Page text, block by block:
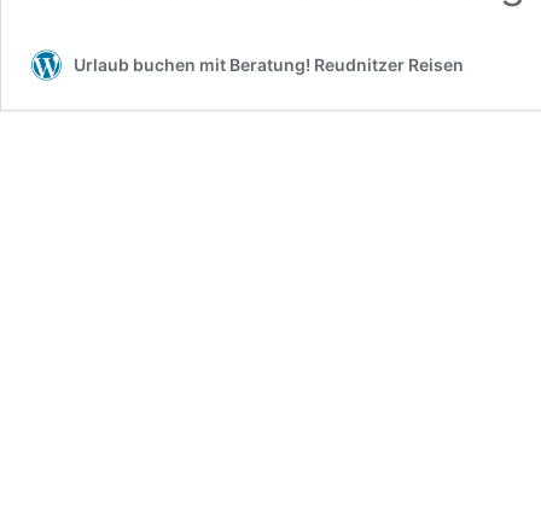
Urlaub buchen mit Beratung! Reudnitzer Reisen